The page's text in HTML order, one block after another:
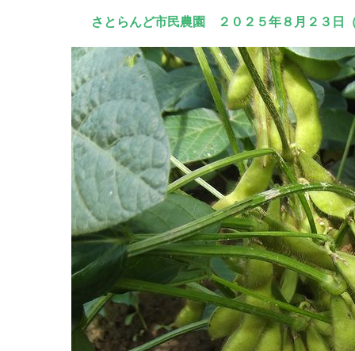
さとらんど市民農園 ２０２５年８月２３日